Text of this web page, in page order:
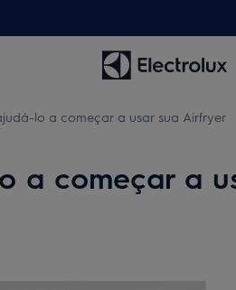
lo a começar a usar sua Airfryer
a começar a